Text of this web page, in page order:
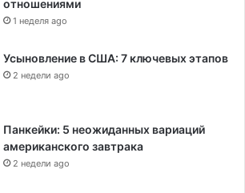
отношениями
1 неделя ago
Усыновление в США: 7 ключевых этапов
2 недели ago
Панкейки: 5 неожиданных вариаций
американского завтрака
2 недели ago